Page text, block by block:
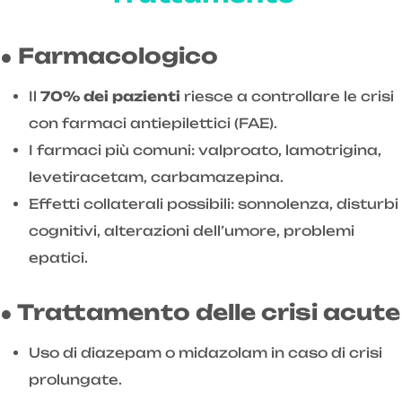
● Farmacologico
Il 70% dei pazienti riesce a controllare le crisi
con farmaci antiepilettici (FAE).
I farmaci più comuni: valproato, lamotrigina,
levetiracetam, carbamazepina.
Effetti collaterali possibili: sonnolenza, disturbi
cognitivi, alterazioni dell’umore, problemi
epatici.
● Trattamento delle crisi acute
Uso di diazepam o midazolam in caso di crisi
prolungate.